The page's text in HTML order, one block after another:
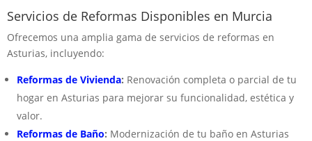
Servicios de Reformas Disponibles en Murcia
Ofrecemos una amplia gama de servicios de reformas en
Asturias, incluyendo:
Reformas de Vivienda: Renovación completa o parcial de tu
hogar en Asturias para mejorar su funcionalidad, estética y
valor.
Reformas de Baño: Modernización de tu baño en Asturias